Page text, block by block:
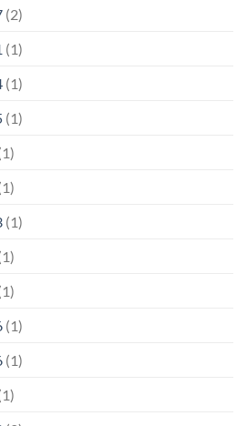
(2)
(1)
(1)
(1)
(1)
(1)
(1)